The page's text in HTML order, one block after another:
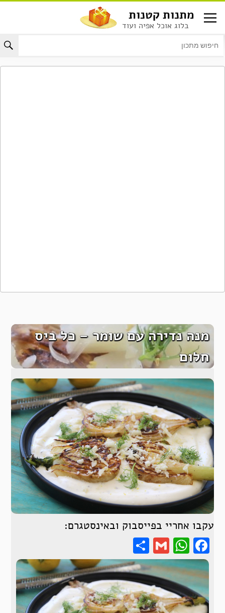
לתוכן
מתנות קטנות
בלוג אוכל אפיה ועוד
מנה נדירה עם שומר – כל ביס
חלום
עקבו אחריי בפייסבוק ובאינסטגרם:
Facebook
WhatsApp
Gmail